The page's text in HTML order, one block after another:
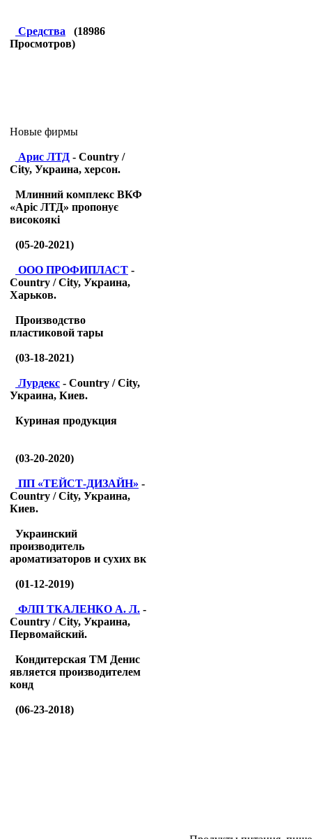
Средства (18986
Просмотров)
Новые фирмы
Арис ЛТД - Country /
City, Украина, херсон.
Млинний комплекс ВКФ
«Аріс ЛТД» пропонує
високоякі
(05-20-2021)
ООО ПРОФИПЛАСТ -
Country / City, Украина,
Харьков.
Производство
пластиковой тары
(03-18-2021)
Лурдекс - Country / City,
Украина, Киев.
Куриная продукция
(03-20-2020)
ПП «ТЕЙСТ-ДИЗАЙН» -
Country / City, Украина,
Киев.
Украинский
производитель
ароматизаторов и сухих вк
(01-12-2019)
ФЛП ТКАЛЕНКО А. Л. -
Country / City, Украина,
Первомайский.
Кондитерская ТМ Денис
является производителем
конд
(06-23-2018)